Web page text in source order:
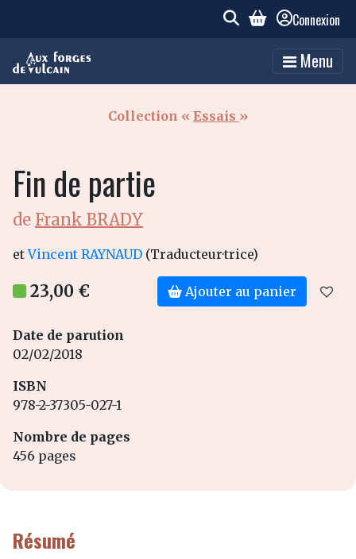
Connexion
Menu
Collection « Essais »
Fin de partie
de Frank BRADY
etVincent RAYNAUD (Traducteur·trice)
23,00 € Ajouter au panier
Date de parution
02/02/2018
ISBN
978-2-37305-027-1
Nombre de pages
456 pages
Résumé